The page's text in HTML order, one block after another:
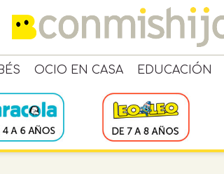
OCIO EN CASA EDUCACIÓN